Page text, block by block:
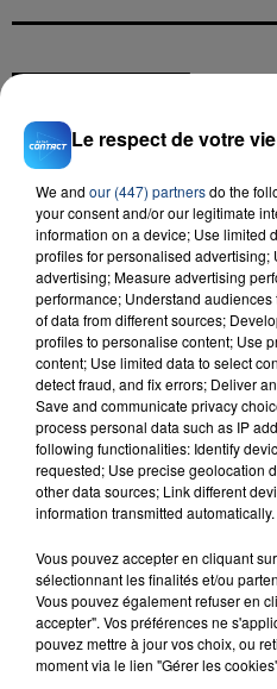
23 juillet 2026
INCENDIE MORTEL À
SON BÉBÉ ENTRE LA
Un homme s'est immolé
aspergé sa compagne et
d'un liquide inflammable.
20 juillet 2026
UNE ADOLESCENTE
OPÉRER DE LA
Le respect de votre
We and our (447) partnersdo the
your consent and/or our legitimate
information on a device; Use limited
profiles for personalised
advertising; Measure advertising
performance; Understand
of data from different sources;
profiles to personalise content; Use
content; Use limited data to select
detect fraud, and fix errors; Deliver
Save and communicate privacy
process personal data such as IP
following functionalities: Identify
requested; Use precise geolocation
other data sources; Link different
information transmitted automatically.
Vous pouvez accepter en cliquant
sélectionnant les finalités et/ou
Vous pouvez également refuser en
accepter". Vos préférences ne
pouvez mettre à jour vos choix, ou
moment via le lien "Gérer les